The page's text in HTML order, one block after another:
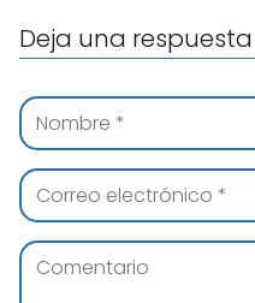
Deja una respuesta